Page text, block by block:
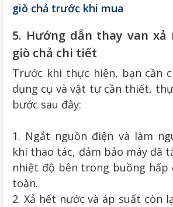
giò chả trước khi mua
5. Hướng dẫn thay van xả
giò chả chi tiết
Trước khi thực hiện, bạn cần
dụng cụ và vật tư cần thiết,
bước sau đây:
1. Ngắt nguồn điện và làm
khi thao tác, đảm bảo máy đã
nhiệt độ bên trong buồng hấp
toàn.
2. Xả hết nước và áp suất còn